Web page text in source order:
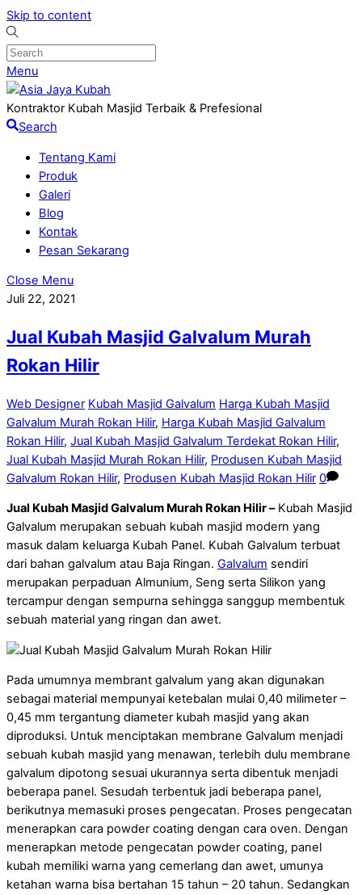
Skip to content
Menu
Kontraktor Kubah Masjid Terbaik & Prefesional
Search
Tentang Kami
Produk
Galeri
Blog
Kontak
Pesan Sekarang
Close Menu
Juli 22, 2021
Jual Kubah Masjid Galvalum Murah
Rokan Hilir
Web Designer Kubah Masjid Galvalum Harga Kubah Masjid
Galvalum Murah Rokan Hilir, Harga Kubah Masjid Galvalum
Rokan Hilir, Jual Kubah Masjid Galvalum Terdekat Rokan Hilir,
Jual Kubah Masjid Murah Rokan Hilir, Produsen Kubah Masjid
Galvalum Rokan Hilir, Produsen Kubah Masjid Rokan Hilir 0
Jual Kubah Masjid Galvalum Murah Rokan Hilir –Kubah Masjid
Galvalum merupakan sebuah kubah masjid modern yang
masuk dalam keluarga Kubah Panel. Kubah Galvalum terbuat
dari bahan galvalum atau Baja Ringan. Galvalum sendiri
merupakan perpaduan Almunium, Seng serta Silikon yang
tercampur dengan sempurna sehingga sanggup membentuk
sebuah material yang ringan dan awet.
Pada umumnya membrant galvalum yang akan digunakan
sebagai material mempunyai ketebalan mulai 0,40 milimeter –
0,45 mm tergantung diameter kubah masjid yang akan
diproduksi. Untuk menciptakan membrane Galvalum menjadi
sebuah kubah masjid yang menawan, terlebih dulu membrane
galvalum dipotong sesuai ukurannya serta dibentuk menjadi
beberapa panel. Sesudah terbentuk jadi beberapa panel,
berikutnya memasuki proses pengecatan. Proses pengecatan
menerapkan cara powder coating dengan cara oven. Dengan
menerapkan metode pengecatan powder coating, panel
kubah memiliki warna yang cemerlang dan awet, umunya
ketahan warna bisa bertahan 15 tahun – 20 tahun. Sedangkan